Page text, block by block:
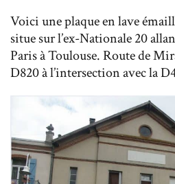
Voici une plaque en lave
situe sur l’ex-Nationale 20
Paris à Toulouse. Route de
D820 à l’intersection avec la